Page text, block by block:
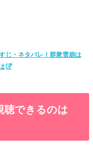
じ・ネタバレ！群衆雪崩は
聴できるのは